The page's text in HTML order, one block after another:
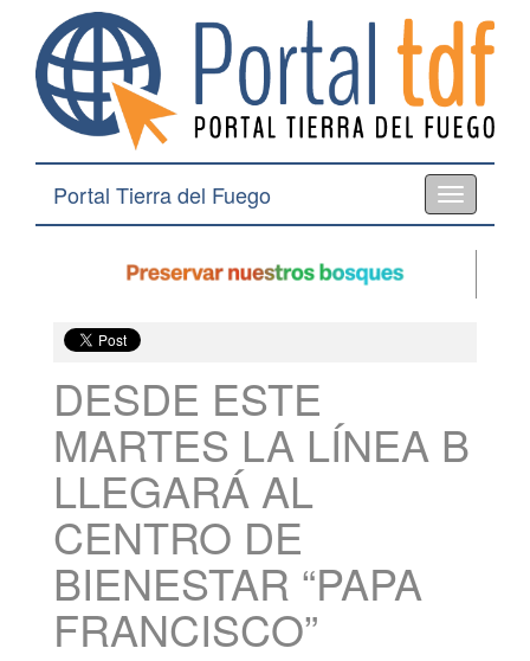
Toggle
navigation
Portal Tierra del Fuego
DESDE ESTE
MARTES LA LÍNEA B
LLEGARÁ AL
CENTRO DE
BIENESTAR “PAPA
FRANCISCO”